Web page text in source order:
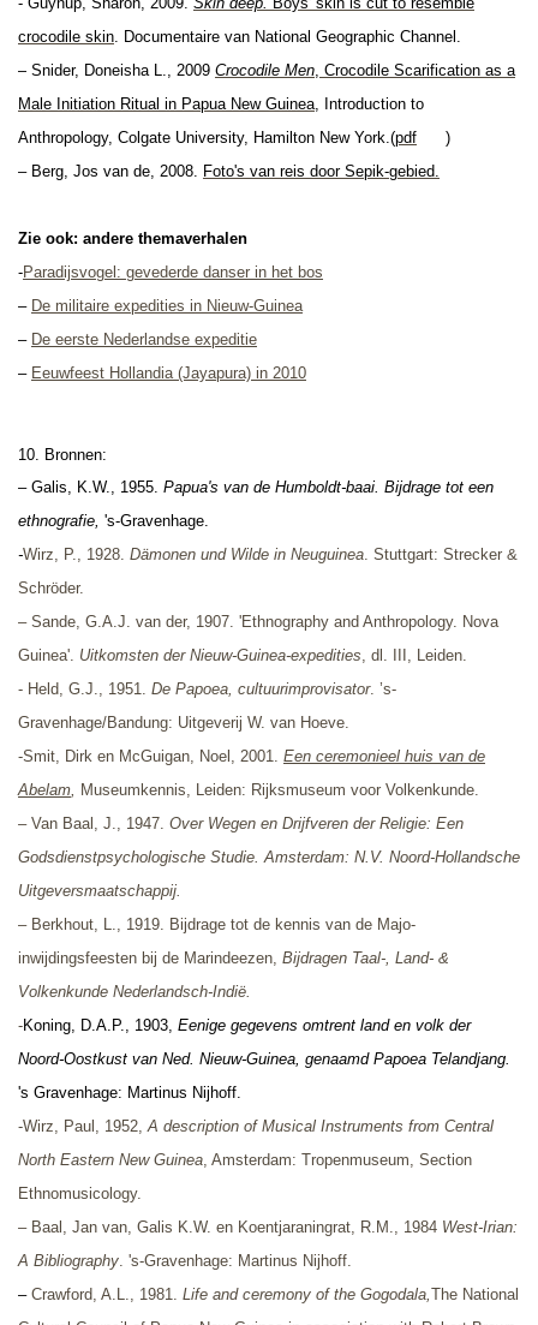
crocodile skin . Documentaire van National Geographic Channel.
– Snider, Doneisha L., 2009 Crocodile Men Crocodile Scarification as a
Male Initiation Ritual in Papua New Guinea , Introduction to
Anthropology, Colgate University, Hamilton New York .(pdf
)
– Berg, Jos van de, 2008. Foto's van reis door Sepik-gebied.
Zie ook: andere themaverhalen
-Paradijsvogel: gevederde danser in het bos
– De militaire expedities in Nieuw-Guinea
– De eerste Nederlandse expeditie
– Eeuwfeest Hollandia (Jayapura) in 2010
10. Bronnen:
– Galis, K.W., 1955. Papua's van de Humboldt-baai. Bijdrage tot een
ethnografie, 's-Gravenhage.
-Wirz, P., 1928. Dämonen und Wilde in Neuguinea. Stuttgart: Strecker &
Schröder.
– Sande, G.A.J. van der, 1907. 'Ethnography and Anthropology. Nova
Guinea'. Uitkomsten der Nieuw-Guinea-expedities, dl.
III, Leiden.
- Held, G.J., 1951. De Papoea, cultuurimprovisator. ’s-
Gravenhage/Bandung: Uitgeverij W. van Hoeve.
-Smit, Dirk en McGuigan, Noel, 2001. Een ceremonieel huis van de
Abelam, Museumkennis, Leiden: Rijksmuseum voor Volkenkunde.
– Van Baal, J., 1947. Over Wegen en Drijfveren der Religie: Een
Godsdienstpsychologische Studie. Amsterdam: N.V. Noord-Hollandsche
Uitgeversmaatschappij.
– Berkhout, L., 1919. Bijdrage tot de kennis van de Majo-
inwijdingsfeesten bij de Marindeezen, Bijdragen Taal-, Land- &
Volkenkunde Nederlandsch-Indië.
-Koning, D.A.P., 1903, Eenige gegevens omtrent land en volk der
Noord-Oostkust van Ned. Nieuw-Guinea, genaamd Papoea Telandjang.
's Gravenhage: Martinus Nijhoff.
-Wirz, Paul, 1952,A description of Musical Instruments from Central
North Eastern New Guinea, Amsterdam: Tropenmuseum, Section
Ethnomusicology.
– Baal, Jan van, Galis K.W. en Koentjaraningrat, R.M., 1984 West-Irian:
A Bibliography. 's-Gravenhage: Martinus Nijhoff.
– Crawford, A.L., 1981. Life and ceremony of the Gogodala,The National